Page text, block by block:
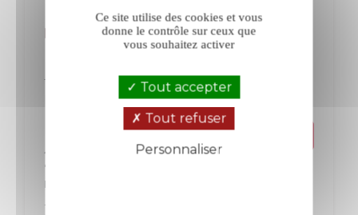
Bonnigal-Bodet Clocher blanc 2025
Touraine
Loire
Prix
22,00 €
La bouteille de 75 cl
+ 22
Ce site utilise des cookies et vous
donne le contrôle sur ceux que
vous souhaitez activer
Tout accepter
Tout refuser
Personnaliser